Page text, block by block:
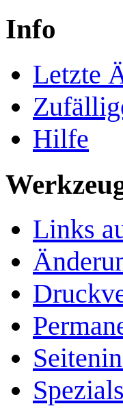
Info
Letzte
Hilfe
Links